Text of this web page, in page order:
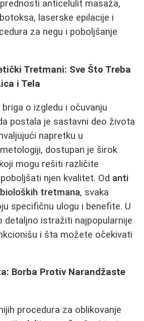
anticelulit masaža,
laserske epilacije i
za negu i poboljšanje
Tretmani: Sve Što Treba
i Tela
o izgledu i očuvanju
postala je sastavni deo života
napretku u
dostupan je širok
mogu rešiti različite
njen kvalitet. Od anti
bioloških tretmana, svaka
specifičnu ulogu i benefite. U
detaljno istražiti najpopularnije
i šta možete očekivati
Borba Protiv Narandžaste
procedura za oblikovanje